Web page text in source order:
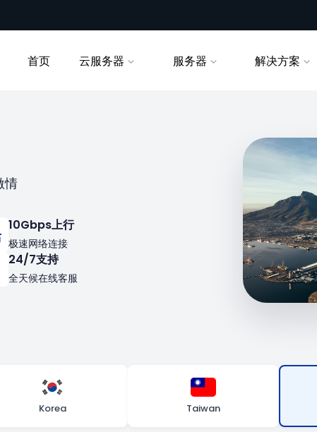
首页 云服务器 服务器 解决方案
情
10Gbps上行
极速网络连接
24/7支持
全天候在线客服
Korea Taiwan